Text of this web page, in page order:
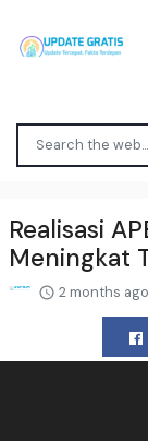
Realisasi
Meningkat
2 months ago